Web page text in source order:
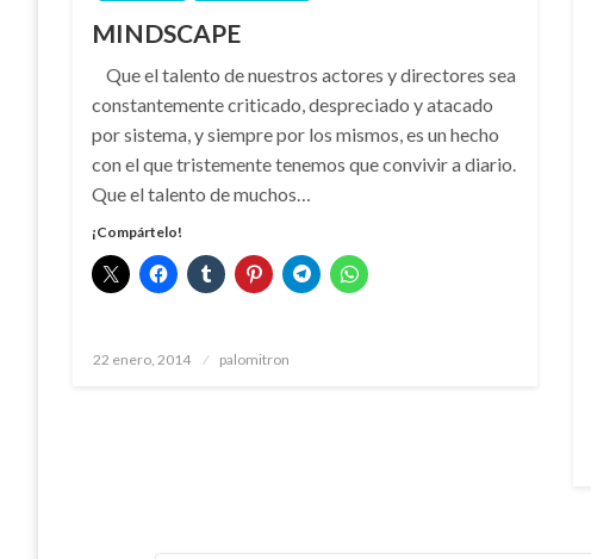
MINDSCAPE
Que el talento de nuestros actores y directores sea
constantemente criticado, despreciado y atacado
por sistema, y siempre por los mismos, es un hecho
con el que tristemente tenemos que convivir a diario.
Que el talento de muchos…
¡Compártelo!
Publicado
22 enero, 2014 palomitron